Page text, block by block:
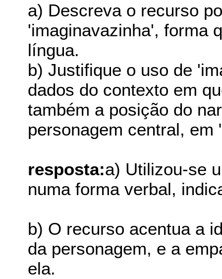
a) Descreva o recurso
'imaginavazinha', forma
língua.
b) Justifique o uso de
dados do contexto em
também a posição do
personagem central, em
resposta:a) Utilizou-se
numa forma verbal,
b) O recurso acentua a
da personagem, e a
ela.